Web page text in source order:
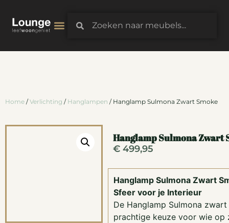
Home /Verlichting / Hanglampen / Hanglamp Sulmona Zwart Smoke
Hanglamp Sulmona Zwart
€499,95
Hanglamp Sulmona Zwart
Sfeer voor je Interieur
De Hanglamp Sulmona
prachtige keuze voor wie op